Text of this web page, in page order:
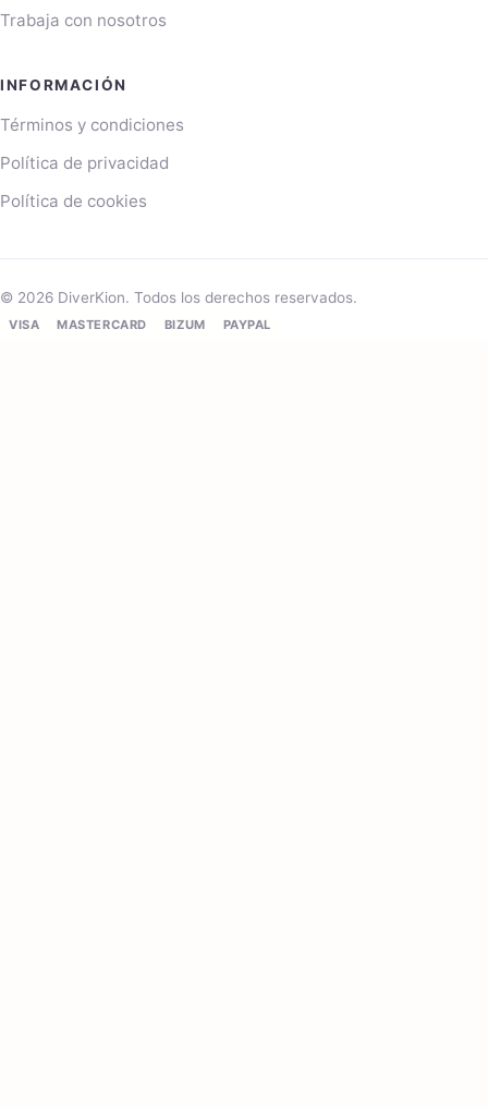
Trabaja con nosotros
INFORMACIÓN
Términos y condiciones
Política de privacidad
Política de cookies
© 2026 DiverKion. Todos los derechos reservados.
VISA MASTERCARD BIZUM PAYPAL